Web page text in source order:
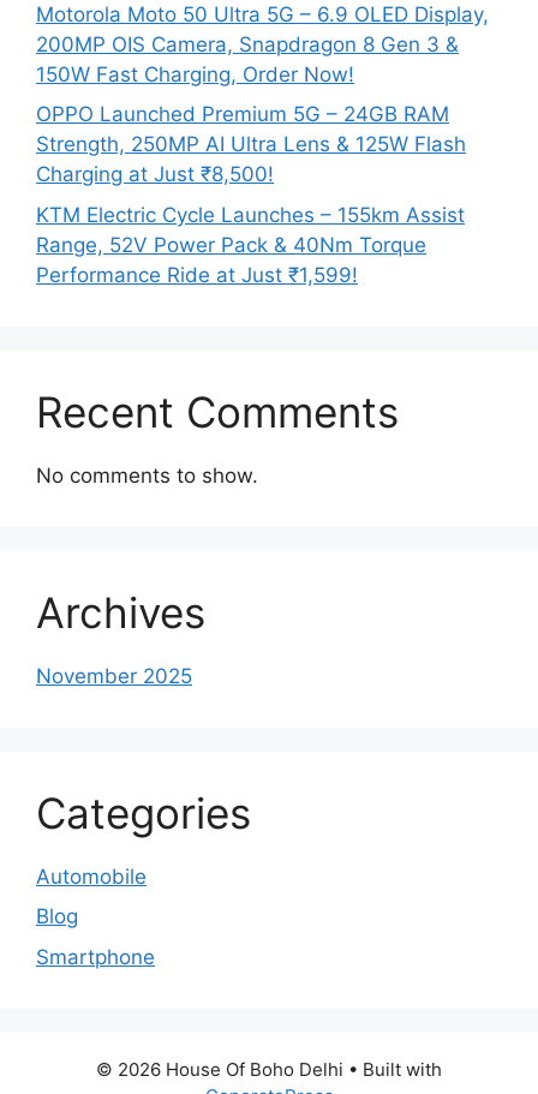
Motorola Moto 50 Ultra 5G – 6.9 OLED Display,
200MP OIS Camera, Snapdragon 8 Gen 3 &
150W Fast Charging, Order Now!
OPPO Launched Premium 5G – 24GB RAM
Strength, 250MP AI Ultra Lens & 125W Flash
Charging at Just ₹8,500!
KTM Electric Cycle Launches – 155km Assist
Range, 52V Power Pack & 40Nm Torque
Performance Ride at Just ₹1,599!
Recent Comments
No comments to show.
Archives
November 2025
Categories
Automobile
Blog
Smartphone
© 2026 House Of Boho Delhi • Built with